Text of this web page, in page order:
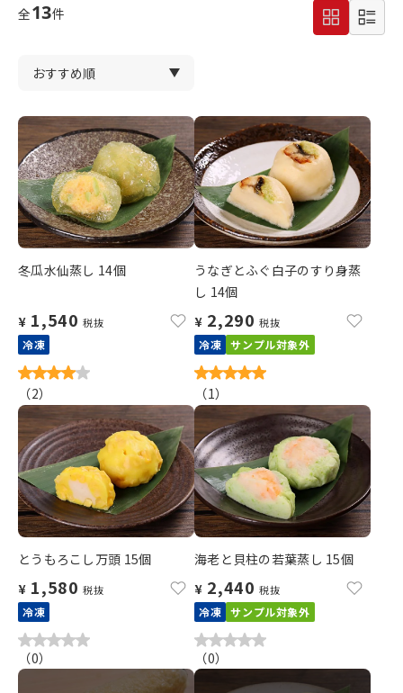
全13件
冬瓜水仙蒸し 14個
¥ 1,540 税抜
冷凍
（2）
うなぎとふぐ白子のすり身蒸
し 14個
¥ 2,290 税抜
冷凍 サンプル対象外
（1）
とうもろこし万頭 15個
¥ 1,580 税抜
冷凍
（0）
海老と貝柱の若葉蒸し 15個
¥ 2,440 税抜
冷凍 サンプル対象外
（0）